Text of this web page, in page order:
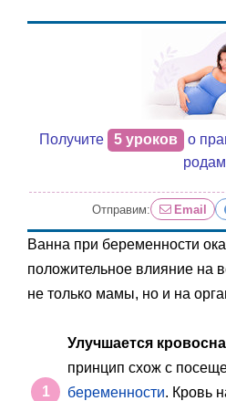
Получите 5 уроков
о
родам
Отправим: Email
Ванна при беременности
положительное влияние на
не только мамы, но и на
Улучшается
принцип схож с
беременности. Кровь